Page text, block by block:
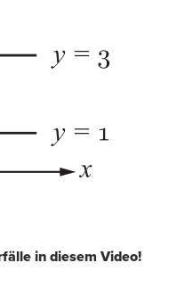
in diesem Video!